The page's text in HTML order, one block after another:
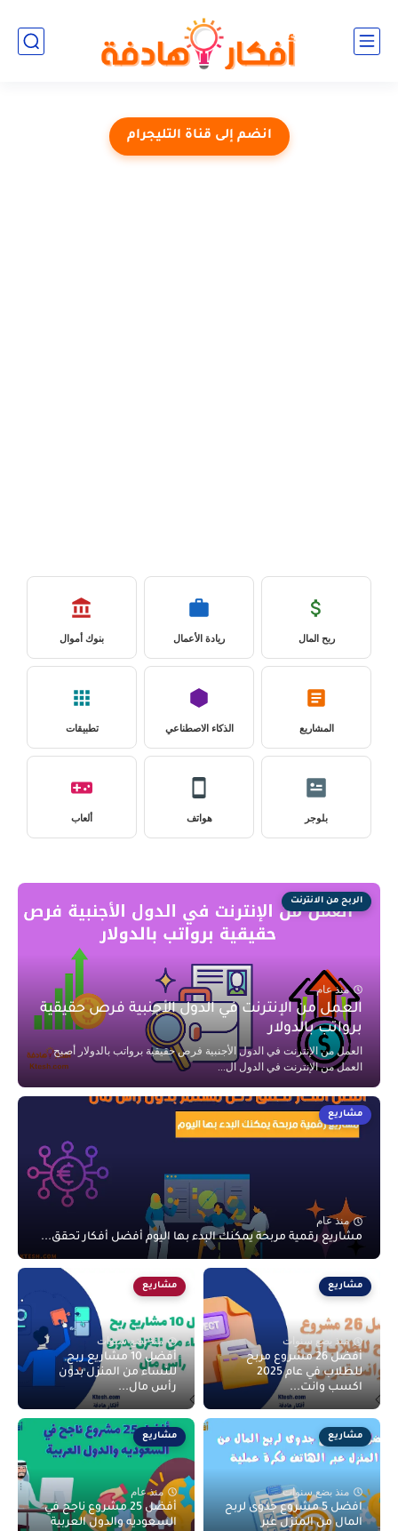
انضم إلى قناة التليجرام
ربح المال ريادة الأعمال بنوك أموال
المشاريع الذكاء الاصطناعي تطبيقات
بلوجر هواتف ألعاب
الربح من الانترنت
منذ عام
العمل من الإنترنت في الدول الأجنبية فرص حقيقية
برواتب بالدولار
العمل من الإنترنت في الدول الأجنبية فرص حقيقية برواتب بالدولار أصبح
العمل من الإنترنت في الدول ال...
مشاريع
منذ عام
مشاريع رقمية مربحة يمكنك البدء بها اليوم أفضل أفكار تحقق...
مشاريع
منذ بضع سنوات
أفضل 26 مشروع مربح
للطلاب في عام 2025
اكسب وانت...
مشاريع
منذ بضع سنوات
أفضل 10 مشاريع ربح
للنساء من المنزل بدون
رأس مال...
مشاريع
منذ بضع سنوات
افضل 5 مشروع جدوى لربح
المال من المنزل عبر
مشاريع
منذ عام
أفضل 25 مشروع ناجح في
السعوديه والدول العربية